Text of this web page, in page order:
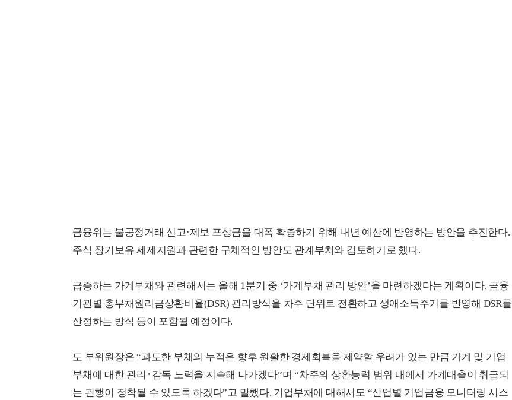
금융위는 불공정거래 신고·제보 포상금을 대폭 확충하기 위해 내년 예산에 반영하는 방안을 추진한다.
주식 장기보유 세제지원과 관련한 구체적인 방안도 관계부처와 검토하기로 했다.
급증하는 가계부채와 관련해서는 올해 1분기 중 ‘가계부채 관리 방안’을 마련하겠다는 계획이다. 금융
기관별 총부채원리금상환비율(DSR) 관리방식을 차주 단위로 전환하고 생애소득주기를 반영해 DSR를
산정하는 방식 등이 포함될 예정이다.
도 부위원장은 “과도한 부채의 누적은 향후 원활한 경제회복을 제약할 우려가 있는 만큼 가계 및 기업
부채에 대한 관리･감독 노력을 지속해 나가겠다”며 “차주의 상환능력 범위 내에서 가계대출이 취급되
는 관행이 정착될 수 있도록 하겠다”고 말했다. 기업부채에 대해서도 “산업별 기업금융 모니터링 시스